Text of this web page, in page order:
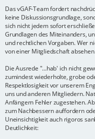
Das vGAF-Team fordert
keine Diskussionsgrundlage,
sich nicht jedem sofort
Grundlagen des Miteinanders,
und rechtlichen Vorgaben. Wer
von einer Mitgliedschaft
Die Ausrede "...hab' ich nicht
zumindest wiederholte, grobe
Respektlosigkeit vor unserem
uns und anderen Mitgliedern.
Anfängern Fehler zugestehen.
zum Nachbessern auffordern
Uneinsichtigkeit auch rigoros
Deutlichkeit: